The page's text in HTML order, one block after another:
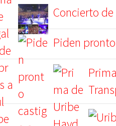
Concierto de
Piden